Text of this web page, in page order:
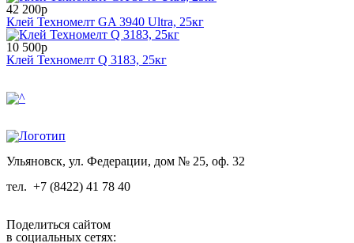
42 200р
Клей Техномелт GA 3940 Ultra, 25кг
10 500р
Клей Техномелт Q 3183, 25кг
Ульяновск, ул. Федерации, дом № 25, оф. 32
тел. +7 (8422) 41 78 40
Поделиться сайтом
в социальных сетях: